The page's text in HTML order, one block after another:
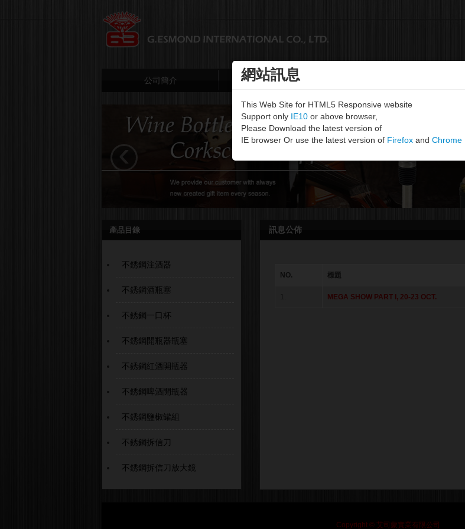
公司簡介 產品
‹
產品目錄
不銹鋼注酒器
不銹鋼酒瓶塞
不銹鋼一口杯
不銹鋼開瓶器瓶塞
不銹鋼紅酒開瓶器
不銹鋼啤酒開瓶器
不銹鋼鹽椒罐組
不銹鋼拆信刀
不銹鋼拆信刀放大鏡
訊息公佈
NO. 標題
1. MEGA SHOW PART I, 20-23 OCT.
Copyright © 艾司蒙實業有限公司
網站訊息
This Web Site for HTML5 Responsive website
Support only IE10 or above browser,
Please Download the latest version of
IE browser Or use the latest version of Firefox and Chrome